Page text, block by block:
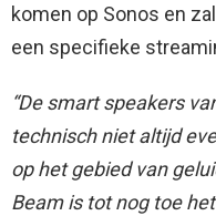
komen op Sonos en
een specifieke
“De smart speakers
technisch niet altijd
op het gebied van
Beam is tot nog toe